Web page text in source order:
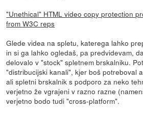
"Unethical" HTML video copy protection
from W3C reps
Glede videa na spletu, katerega lahko
in si ga lahko ogledaš, pa predvidevam,
delovalo v "stock" spletnem brskalniku.
"distribucijski kanali", kjer boš potreboval
ali spletni brskalnik s podporo za neko
verjetno že vgrajeni v razno razne
verjetno bodo tudi "cross-platform".